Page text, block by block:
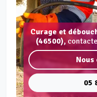
Curage et
(46500),
05